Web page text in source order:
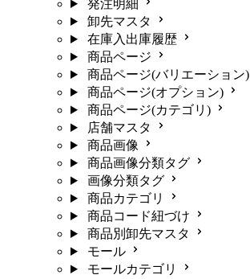
発注明細
卸先マスタ
在庫入出庫履歴
商品ページ
商品ページ(バリエーション)
商品ページ(オプション)
商品ページ(カテゴリ)
店舗マスタ
商品画像
商品画像分類タグ
画像分類タグ
商品カテゴリ
商品コード紐づけ
商品別卸先マスタ
モール
モールカテゴリ